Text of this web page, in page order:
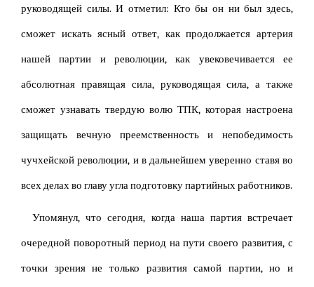
руководящей силы. И отметил: Кто бы он ни был здесь,
сможет искать ясный ответ, как продолжается артерия
нашей партии и революции, как увековечивается ее
абсолютная правящая сила, руководящая сила, а также
сможет узнавать твердую волю ТПК, которая настроена
защищать вечную преемственность и непобедимость
чучхейской революции, и в дальнейшем уверенно ставя во
всех делах во главу угла подготовку партийных работников.
Упомянул, что сегодня, когда наша партия встречает
очередной поворотный период на пути своего развития, с
точки зрения не только развития самой партии, но и